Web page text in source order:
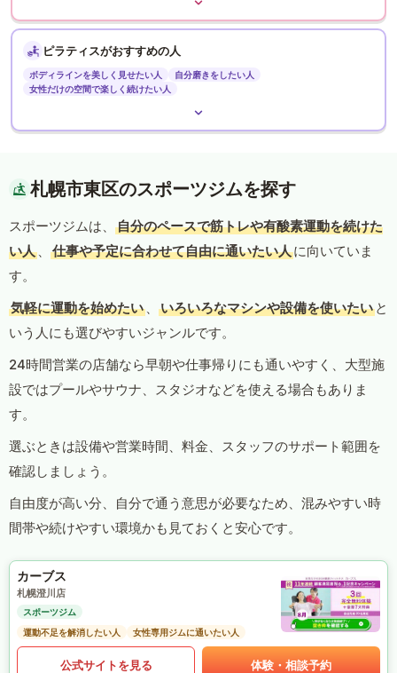
ピラティスがおすすめの人
ボディラインを美しく見せたい人
自分磨きをしたい人
女性だけの空間で楽しく続けたい人
札幌市東区のスポーツジムを探す
スポーツジムは、
自分のペースで筋トレや有酸素運動を続けた
い人 、 仕事や予定に合わせて自由に通いたい人に向いていま
す。
気軽に運動を始めたい 、 いろいろなマシンや設備を使いたい と
いう人にも選びやすいジャンルです。
24時間営業の店舗なら早朝や仕事帰りにも通いやすく、大型施
設ではプールやサウナ、スタジオなどを使える場合もありま
す。
選ぶときは設備や営業時間、料金、スタッフのサポート範囲を
確認しましょう。
自由度が高い分、自分で通う意思が必要なため、混みやすい時
間帯や続けやすい環境かも見ておくと安心です。
カーブス
札幌澄川店
スポーツジム
運動不足を解消したい人
女性専用ジムに通いたい人
公式サイトを見る 体験・相談予約